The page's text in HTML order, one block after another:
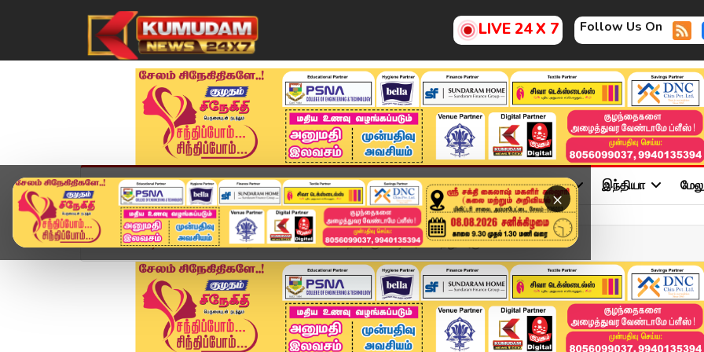
LIVE 24 X 7 Follow Us On
×
முகப்பு விளையாட்டு அண்மை தமிழ்நாடு சினிமா அரசியல் விளையாட்டு இந்தியா
Home வீடியோ ஸ்டோரி 🙏 நண்பனின் தாயார் மறைவுக்கு கட்டி அணைத்து அஞ்ச...